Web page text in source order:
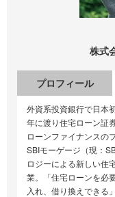
株式
プロフィール
外資系投資銀行で日本
年に渡り住宅ローン証
ローンファイナンスの
SBIモーゲージ（現：
ロジーによる新しい住
業。「住宅ローンを必
入れ、借り換えできる